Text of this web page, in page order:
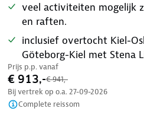
veel activiteiten mogelijk
en raften.
inclusief overtocht Kiel-
Göteborg-Kiel met Stena
Prijs p.p. vanaf
€ 913,-€ 941,-
Bij vertrek op o.a. 27-09-2026
Complete reissom
Nazomer korting